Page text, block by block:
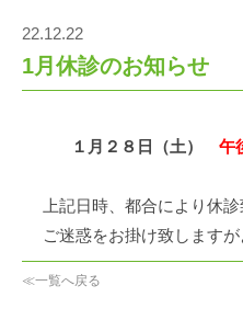
22.12.22
1月休診のお知らせ
１月２８日（土） 午
上記日時、都合により休診
ご迷惑をお掛け致しますが
≪一覧へ戻る